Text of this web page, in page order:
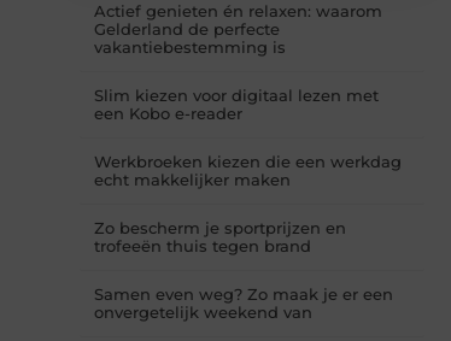
Actief genieten én relaxen: waarom
Gelderland de perfecte
vakantiebestemming is
Slim kiezen voor digitaal lezen met
een Kobo e-reader
Werkbroeken kiezen die een werkdag
echt makkelijker maken
Zo bescherm je sportprijzen en
trofeeën thuis tegen brand
Samen even weg? Zo maak je er een
onvergetelijk weekend van